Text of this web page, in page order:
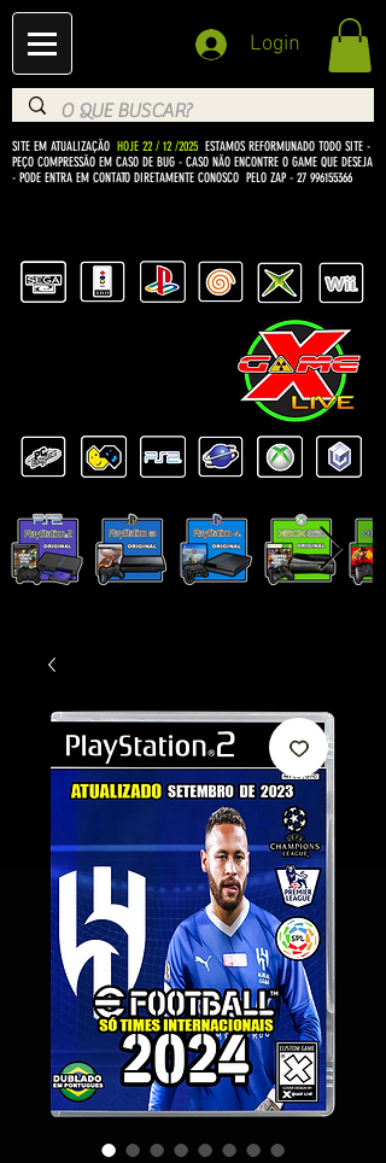
Login
SITE EM ATUALIZAÇÃO HOJE 22 / 12 /2025 ESTAMOS REFORMUNADO TODO SITE -
PEÇO COMPRESSÃO EM CASO DE BUG - CASO NÃO ENCONTRE O GAME QUE DESEJA
- PODE ENTRA EM CONTATO DIRETAMENTE CONOSCO PELO ZAP - 27 996155366